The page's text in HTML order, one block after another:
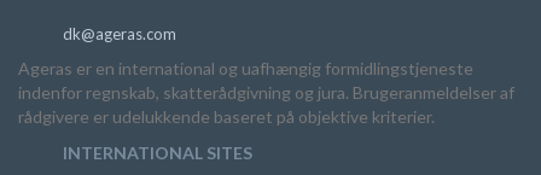
dk@ageras.com
Ageras er en international og uafhængig formidlingstjeneste
indenfor regnskab, skatterådgivning og jura. Brugeranmeldelser af
rådgivere er udelukkende baseret på objektive kriterier.
INTERNATIONAL SITES